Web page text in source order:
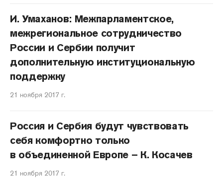
И. Умаханов: Межпарламентское,
межрегиональное сотрудничество
России и Сербии получит
дополнительную институциональную
поддержку
21 ноября 2017 г.
Россия и Сербия будут чувствовать
себя комфортно только
в объединенной Европе – К. Косачев
21 ноября 2017 г.